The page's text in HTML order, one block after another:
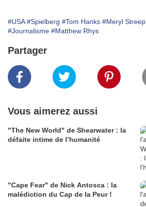
#USA #Spielberg #Tom Hanks #Meryl Streep
#Journalisme #Matthew Rhys
Partager
Vous aimerez aussi
"The New World" de Shearwater : la
défaite intime de l’humanité
"Cape Fear" de Nick Antosca : la
malédiction du Cap de la Peur !